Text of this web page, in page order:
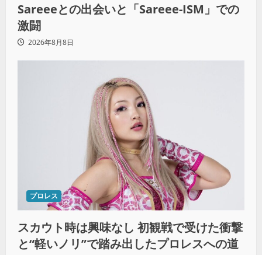
Sareeeとの出会いと「Sareee-ISM」での
激闘
2026年8月8日
プロレス
スカウト時は興味なし 初観戦で受けた衝撃
と“軽いノリ”で踏み出したプロレスへの道